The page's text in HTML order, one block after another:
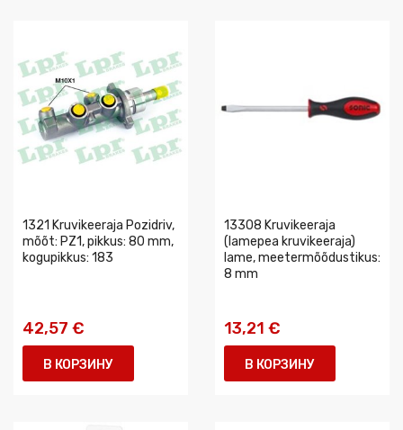
1321 Kruvikeeraja Pozidriv,
mõõt: PZ1, pikkus: 80 mm,
kogupikkus: 183
42,57 €
В КОРЗИНУ
13308 Kruvikeeraja
(lamepea kruvikeeraja)
lame, meetermõõdustikus:
8 mm
13,21 €
В КОРЗИНУ